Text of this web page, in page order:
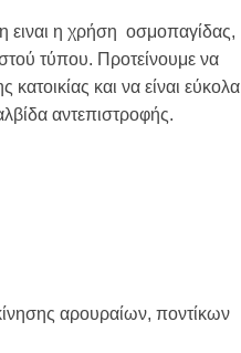
ειναι η χρήση οσμοπαγίδας,
τύπου. Προτείνουμε να
και να είναι εύκολα
αντεπιστροφής.
αρουραίων, ποντίκων